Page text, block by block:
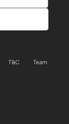
T&C
Team